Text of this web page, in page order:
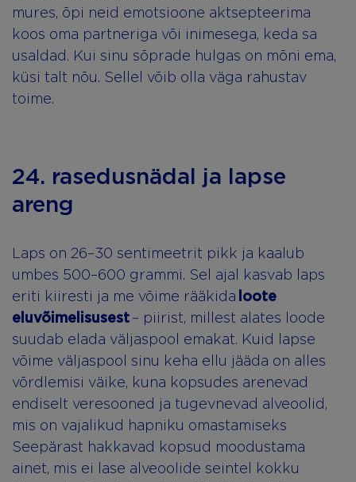
mures, õpi neid emotsioone aktsepteerima
koos oma partneriga või inimesega, keda sa
usaldad. Kui sinu sõprade hulgas on mõni ema,
küsi talt nõu. Sellel võib olla väga rahustav
toime.
24. rasedusnädal ja lapse
areng
Laps on 26–30 sentimeetrit pikk ja kaalub
umbes 500–600 grammi. Sel ajal kasvab laps
eriti kiiresti ja me võime rääkida loote
eluvõimelisusest– piirist, millest alates loode
suudab elada väljaspool emakat. Kuid lapse
võime väljaspool sinu keha ellu jääda on alles
võrdlemisi väike, kuna kopsudes arenevad
endiselt veresooned ja tugevnevad alveoolid,
mis on vajalikud hapniku omastamiseks
Seepärast hakkavad kopsud moodustama
ainet, mis ei lase alveoolide seintel kokku